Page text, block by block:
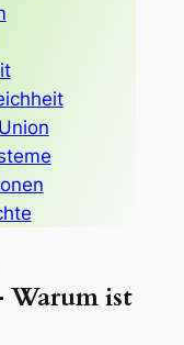
Warum ist